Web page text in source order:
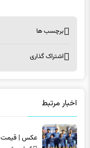
برچسب ها
اشتراک گذاری
اخبار مرتبط
عکس | قیمت ۲۱ میلیون تومانی برای بلیت بازی استقلال!